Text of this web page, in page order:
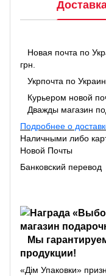
Новая почта по
грн.
Укрпочта по
Курьером новой
Дважды магазин
Подробнее о
Наличными либо
Новой Почты
Банковский перевод
Мы
продукции!
«Дім Упаковки»